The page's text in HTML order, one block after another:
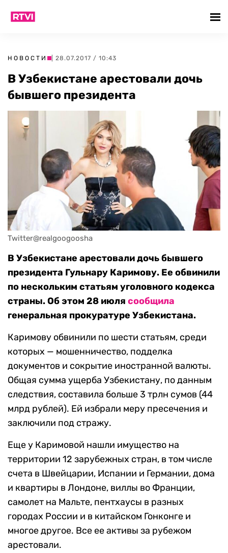
НОВОСТИ | 28.07.2017 / 10:43
В Узбекистане арестовали дочь
бывшего президента
Twitter@realgoogoosha
В Узбекистане арестовали дочь бывшего
президента Гульнару Каримову. Ее обвинили
по нескольким статьям уголовного кодекса
страны. Об этом 28 июля сообщила
генеральная прокуратуре Узбекистана.
Каримову обвинили по шести статьям, среди
которых — мошенничество, подделка
документов и сокрытие иностранной валюты.
Общая сумма ущерба Узбекистану, по данным
следствия, составила больше 3 трлн сумов (44
млрд рублей). Ей избрали меру пресечения и
заключили под стражу.
Еще у Каримовой нашли имущество на
территории 12 зарубежных стран, в том числе
счета в Швейцарии, Испании и Германии, дома
и квартиры в Лондоне, виллы во Франции,
самолет на Мальте, пентхаусы в разных
городах России и в китайском Гонконге и
многое другое. Все ее активы за рубежом
арестовали.